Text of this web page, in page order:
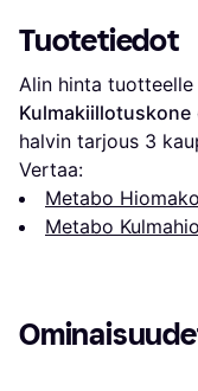
Tuotetiedot
Alin hinta tuotteelle
Kulmakiillotuskone
halvin tarjous 3
Vertaa:
Metabo
Metabo